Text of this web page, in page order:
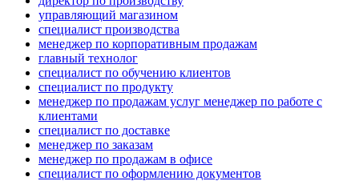
управляющий магазином
специалист производства
менеджер по корпоративным продажам
главный технолог
специалист по обучению клиентов
специалист по продукту
менеджер по продажам услуг менеджер по работе с
клиентами
специалист по доставке
менеджер по заказам
менеджер по продажам в офисе
специалист по оформлению документов